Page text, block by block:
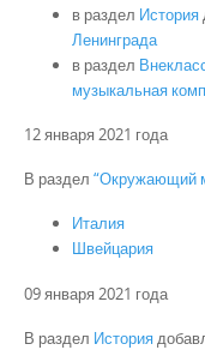
в раздел История
Ленинграда
в раздел
музыкальная
12 января 2021 года
В раздел “Окружающий
Италия
Швейцария
09 января 2021 года
В раздел История